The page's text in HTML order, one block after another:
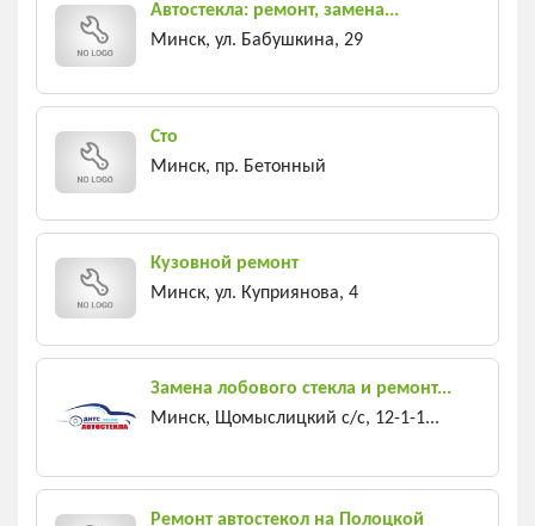
Автостекла: ремонт, замена...
Минск, ул. Бабушкина, 29
Сто
Минск, пр. Бетонный
Кузовной ремонт
Минск, ул. Куприянова, 4
Замена лобового стекла и ремонт...
Минск, Щомыслицкий с/c, 12-1-1...
Ремонт автостекол на Полоцкой